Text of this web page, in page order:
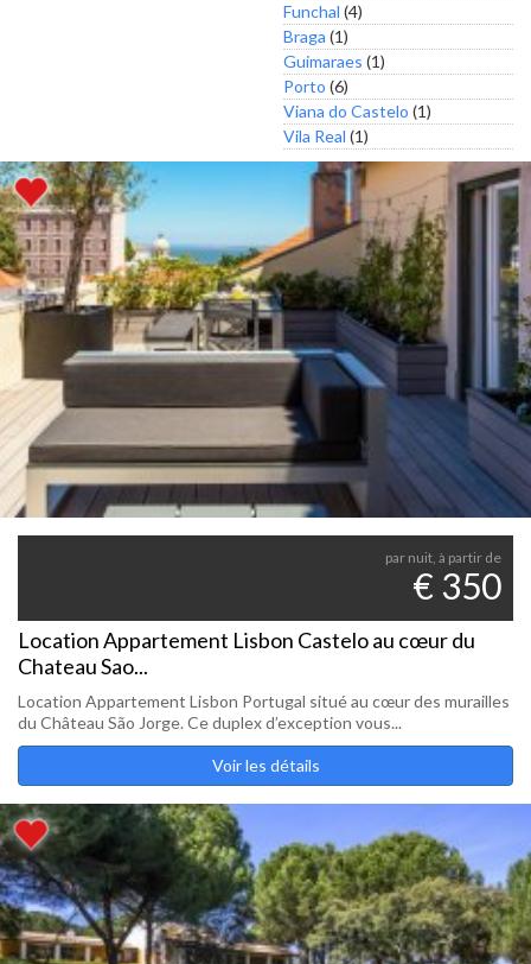
Funchal (4)
Braga (1)
Guimaraes (1)
Porto (6)
Viana do Castelo (1)
Vila Real (1)
par nuit, à partir de
€ 350
Location Appartement Lisbon Castelo au cœur du
Chateau Sao...
Location Appartement Lisbon Portugal situé au cœur des murailles
du Château São Jorge. Ce duplex d’exception vous...
Voir les détails